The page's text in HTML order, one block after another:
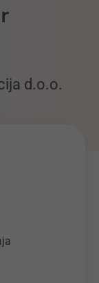
d.o.o.